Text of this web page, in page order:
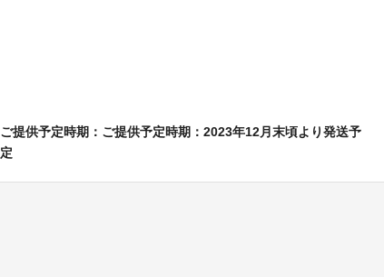
ご提供予定時期：ご提供予定時期：2023年12月末頃より発送予
定